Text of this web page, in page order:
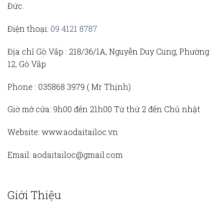
Đức.
Điện thoại: 09 4121 8787
Địa chỉ Gò Vấp : 218/36/1A, Nguyễn Duy Cung, Phường
12, Gò Vấp
Phone : 035868 3979 (Mr Thịnh)
Giờ mở cửa: 9h00 đến 21h00 Từ thứ 2 đến Chủ nhật
Website: www.aodaitailoc.vn
Email: aodaitailoc@gmail.com
Giới Thiệu